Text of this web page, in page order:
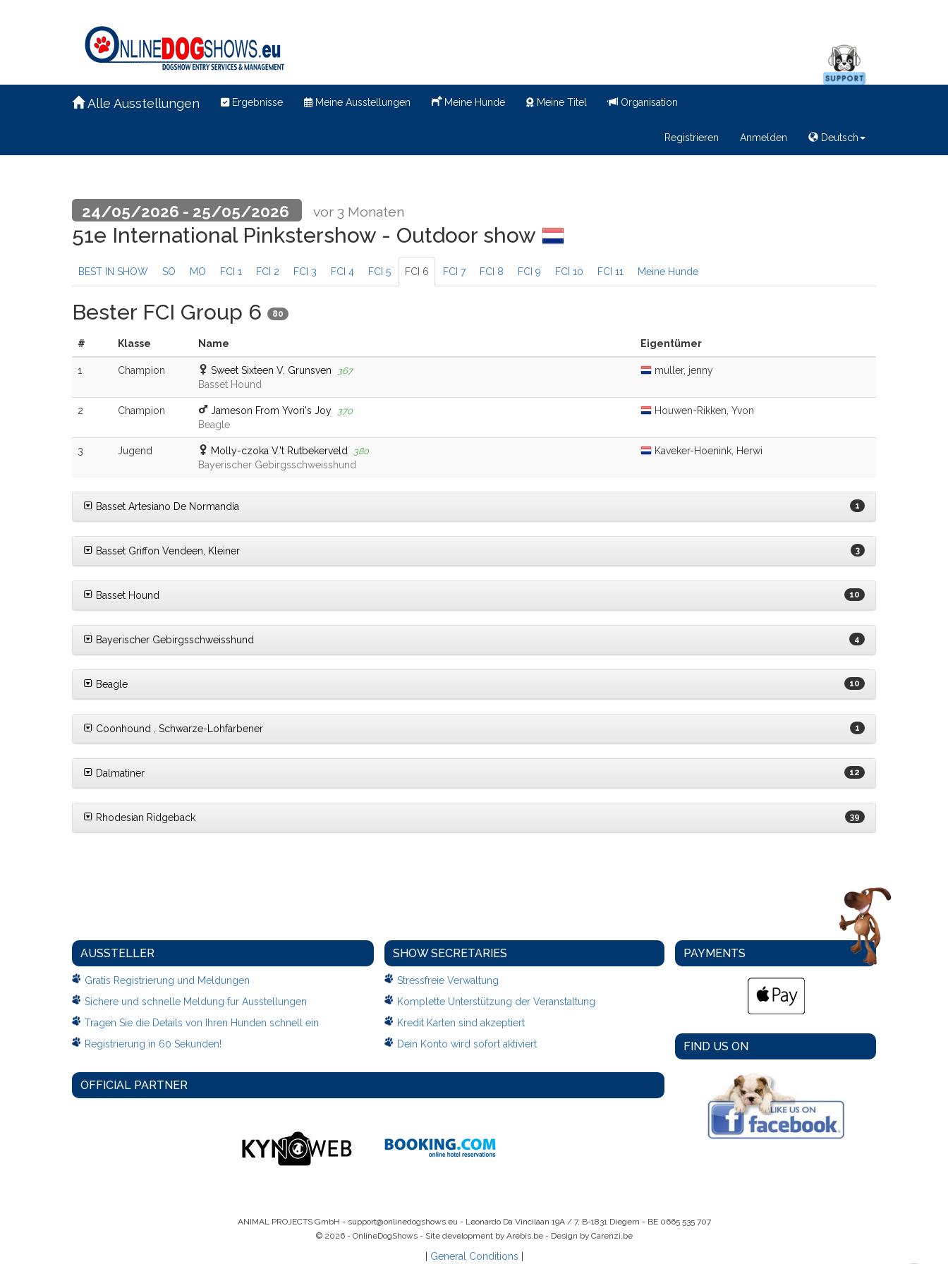
Alle Ausstellungen Ergebnisse Meine Ausstellungen Meine Hunde Meine Titel Organisation
Registrieren Anmelden Deutsch
24/05/2026 - 25/05/2026 vor 3 Monaten
51e International Pinkstershow - Outdoor show
BEST IN SHOW SO MO FCI 1 FCI 2 FCI 3 FCI 4 FCI 5 FCI 6 FCI 7 FCI 8 FCI 9 FCI 10 FCI 11 Meine Hunde
Bester FCI Group 6 80
# Klasse Name Eigentümer
1 Champion Sweet Sixteen V. Grunsven 367
Basset Hound
muller, jenny
2 Champion Jameson From Yvori's Joy 370
Beagle
Houwen-Rikken, Yvon
3 Jugend Molly-czoka V.'t Rutbekerveld 380
Bayerischer Gebirgsschweisshund
Kaveker-Hoenink, Herwi
Basset Artesiano De Normandía 1
Basset Griffon Vendeen, Kleiner 3
Basset Hound 10
Bayerischer Gebirgsschweisshund 4
Beagle 10
Coonhound , Schwarze-Lohfarbener 1
Dalmatiner 12
Rhodesian Ridgeback 39
AUSSTELLER
Gratis Registrierung und Meldungen
Sichere und schnelle Meldung fur Ausstellungen
Tragen Sie die Details von Ihren Hunden schnell ein
Registrierung in 60 Sekunden!
SHOW SECRETARIES
Stressfreie Verwaltung
Komplette Unterstützung der Veranstaltung
Kredit Karten sind akzeptiert
Dein Konto wird sofort aktiviert
OFFICIAL PARTNER
PAYMENTS
FIND US ON
ANIMAL PROJECTS GmbH - support@onlinedogshows.eu- Leonardo Da Vincilaan 19A / 7, B-1831 Diegem - BE 0665 535 707
© 2026 - OnlineDogShows - Site development by Arebis.be - Design by Carenzi.be
General Conditions